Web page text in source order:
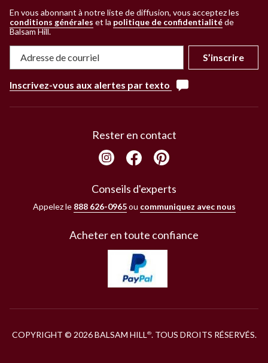
En vous abonnant à notre liste de diffusion, vous acceptez les
conditions générales et la politique de confidentialitéde
Balsam Hill.
S’inscrire
Inscrivez-vous aux alertes par texto
Rester en contact
Conseils d'experts
Appelez le 888 626-0965ou communiquez avec nous
Acheter en toute confiance
COPYRIGHT © 2026 BALSAM HILL®. TOUS DROITS RÉSERVÉS.